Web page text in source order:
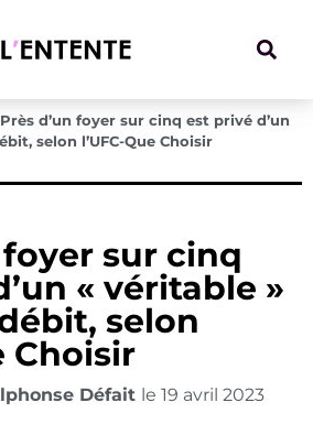
Près d’un foyer sur cinq est privé d’un
selon l’UFC-Que Choisir
foyer sur cinq
« véritable »
selon
Choisir
Défait le 19 avril 2023